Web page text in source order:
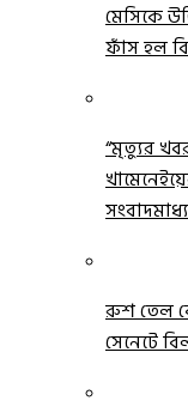
মেসিকে
ফাঁস হল
“মৃত্যুর
রুশ তেল
সেনেটে